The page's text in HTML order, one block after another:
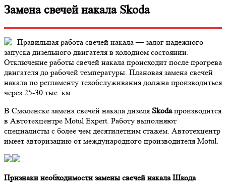
Замена свечей накала Skoda
Правильная работа свечей накала — залог надежного
запуска дизельного двигателя в холодном состоянии.
Отключение работы свечей накала происходит после прогрева
двигателя до рабочей температуры. Плановая замена свечей
накала по регламенту техобслуживания должна производиться
через 25-30 тыс. км.
В Смоленске замена свечей накала дизеля Skodaпроизводится
в Автотехцентре Motul Expert. Работу выполняют
специалисты с более чем десятилетним стажем. Автотехцентр
имеет авторизацию от международного производителя Motul.
Признаки необходимости замены свечей накала Шкода